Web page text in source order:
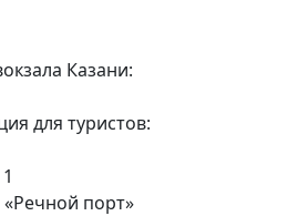
Казани:
для туристов:
«Речной порт»